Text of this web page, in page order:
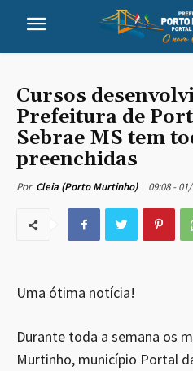
Cursos
Prefeitura de
Sebrae MS tem
preenchidas
Por Cleia (Porto Murtinho) 09:08 -
Uma ótima notícia!
Durante toda a semana os
Murtinho, município Portal